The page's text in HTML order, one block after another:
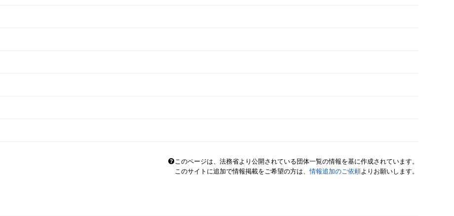
このページは、法務省より公開されている団体一覧の情報を基に作成されています。
このサイトに追加で情報掲載をご希望の方は、情報追加のご依頼よりお願いします。